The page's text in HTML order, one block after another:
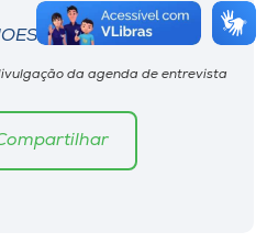
R/2024
da agenda de entrevista